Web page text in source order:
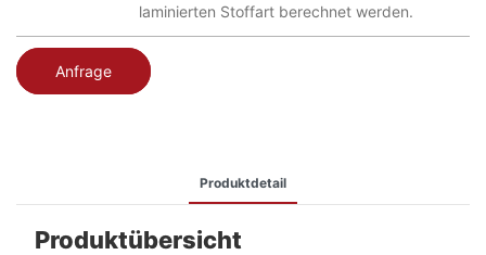
laminierten Stoffart berechnet werden.
Anfrage
Produktdetail
Produktübersicht